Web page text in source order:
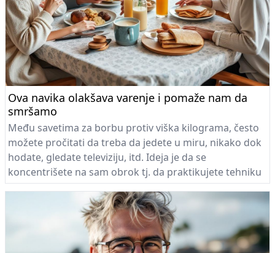
Ova navika olakšava varenje i pomaže nam da
smršamo
Među savetima za borbu protiv viška kilograma, često
možete pročitati da treba da jedete u miru, nikako dok
hodate, gledate televiziju, itd. Ideja je da se
koncentrišete na sam obrok tj. da praktikujete tehniku
"svesnog jedenja" (eng. mindful eating)...